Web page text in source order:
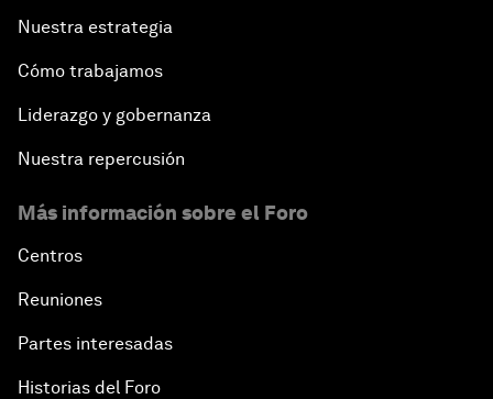
Nuestra estrategia
Cómo trabajamos
Liderazgo y gobernanza
Nuestra repercusión
Más información sobre el Foro
Centros
Reuniones
Partes interesadas
Historias del Foro